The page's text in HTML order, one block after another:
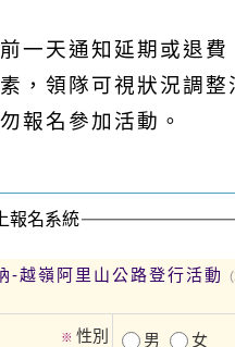
一天通知延期或退費
，領隊可視狀況調整
報名參加活動。
報名系統
-越嶺阿里山公路登行活動
※ 性別 男 女